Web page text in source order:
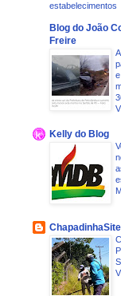
estabelecimentos
Blog do João
Freire
Kelly do Blog